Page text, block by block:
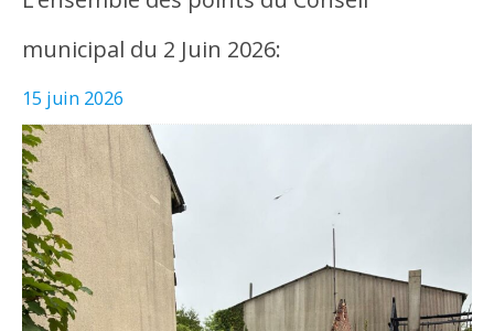
municipal du 2 Juin 2026:
15 juin 2026